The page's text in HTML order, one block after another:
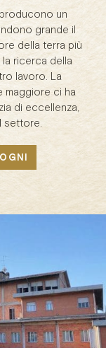
un
grande il
della terra più
la ricerca della
lavoro. La
maggiore ci ha
di eccellenza,
settore.